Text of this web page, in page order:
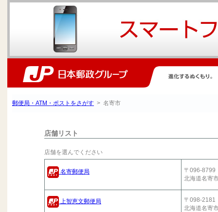
郵便局・ATM・ポストをさがす > 名寄市
店舗リスト
店舗を選んでください
名寄郵便局
〒096-8799
北海道名寄
上智恵文郵便局
〒098-2181
北海道名寄